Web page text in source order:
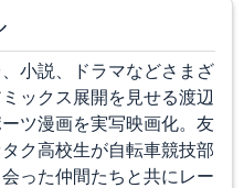
小説、ドラマなどさまざ
ックス展開を見せる渡辺
ツ漫画を実写映画化。友
ク高校生が自転車競技部
った仲間たちと共にレー